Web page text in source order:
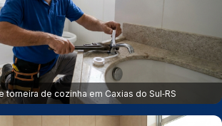
torneira de cozinha em Caxias do Sul‑RS